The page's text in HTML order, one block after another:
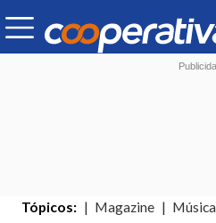
Tópicos: Magazine Música